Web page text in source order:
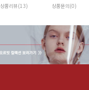
상품리뷰(13) 상품문의(0)